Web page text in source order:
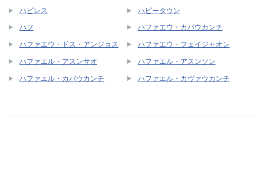
ハピレス ハピータウン
ハフ ハファエウ・カバウカンチ
ハファエウ・ドス・アンジョス ハファエウ・フェイジャオン
ハファエル・アスンサオ ハファエル・アスンソン
ハファエル・カバウカンチ ハファエル・カヴァウカンチ